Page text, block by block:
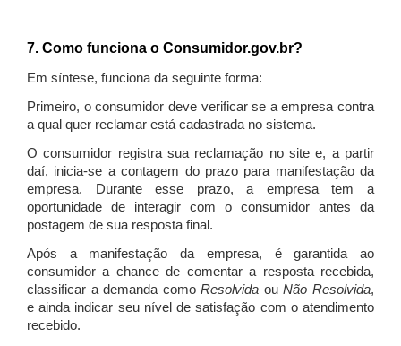
7. Como funciona o Consumidor.gov.br?
Em síntese, funciona da seguinte forma:
Primeiro, o consumidor deve verificar se a empresa contra
a qual quer reclamar está cadastrada no sistema.
O consumidor registra sua reclamação no site e, a partir
daí, inicia-se a contagem do prazo para manifestação da
empresa. Durante esse prazo, a empresa tem a
oportunidade de interagir com o consumidor antes da
postagem de sua resposta final.
Após a manifestação da empresa, é garantida ao
consumidor a chance de comentar a resposta recebida,
classificar a demanda comoResolvida ouNão Resolvida,
e ainda indicar seu nível de satisfação com o atendimento
recebido.